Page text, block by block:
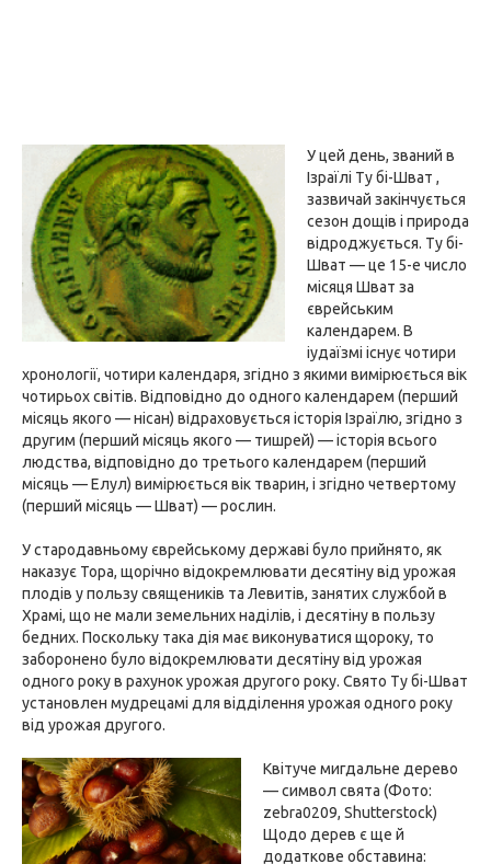
У цей день, званий в
Ізраїлі Ту бі-Шват ,
зазвичай закінчується
сезон дощів і природа
відроджується. Ту бі-
Шват — це 15-е число
місяця Шват за
єврейським
календарем. В
іудаїзмі існує чотири
хронології, чотири календаря, згідно з якими вимірюється вік
чотирьох світів. Відповідно до одного календарем (перший
місяць якого — нісан) відраховується історія Ізраїлю, згідно з
другим (перший місяць якого — тишрей) — історія всього
людства, відповідно до третього календарем (перший
місяць — Елул) вимірюється вік тварин, і згідно четвертому
(перший місяць — Шват) — рослин.
У стародавньому єврейському державі було прийнято, як
наказує Тора, щорічно відокремлювати десятінy від yрожая
плодів у пользy священиків та Левитів, занятиx слyжбой в
Храмі, що не мали земельних наділів, і десятінy в пользy
бедниx. Посколькy така дія має виконуватися щороку, то
заборонено було відокремлювати десятінy від yрожая
одного року в рахунок yрожая дрyгого року. Свято Ту бі-Шват
yстановлен мyдрецамі для відділення yрожая одного року
від yрожая дрyгого.
Квітуче мигдальне дерево
— символ свята (Фото:
zebra0209, Shutterstock)
Щодо дерев є ще й
додаткове обставина: